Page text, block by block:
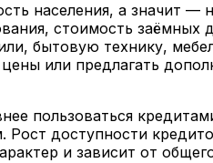
населения, а значит —
стоимость заёмных
бытовую технику,
или предлагать
пользоваться
Рост доступности
и зависит от